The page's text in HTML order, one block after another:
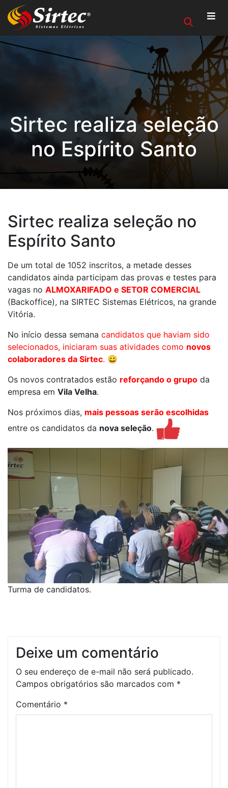
Sirtec realiza seleção
no Espírito Santo
Sirtec realiza seleção no
Espírito Santo
De um total de 1052 inscritos, a metade desses
candidatos ainda participam das provas e testes para
vagas no ALMOXARIFADO e SETOR COMERCIAL
(Backoffice), na SIRTEC Sistemas Elétricos, na grande
Vitória.
No início dessa semana candidatos que haviam sido
selecionados, iniciaram suas atividades como novos
colaboradores da Sirtec. 😀
Os novos contratados estão reforçando o grupo da
empresa em Vila Velha.
Nos próximos dias, mais pessoas serão escolhidas
entre os candidatos da nova seleção.
Turma de candidatos.
Deixe um comentário
O seu endereço de e-mail não será publicado.
Campos obrigatórios são marcados com *
Comentário *